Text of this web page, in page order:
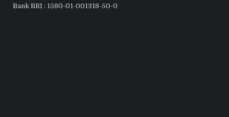
Bank BRI : 1580-01-001318-50-0